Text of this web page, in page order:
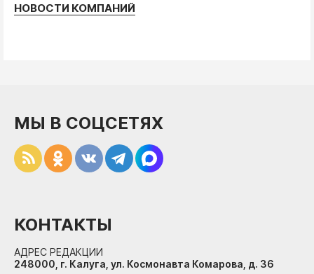
НОВОСТИ КОМПАНИЙ
МЫ В СОЦСЕТЯХ
КОНТАКТЫ
АДРЕС РЕДАКЦИИ
248000, г. Калуга, ул. Космонавта Комарова, д. 36